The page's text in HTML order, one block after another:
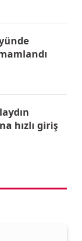
hızlı giriş